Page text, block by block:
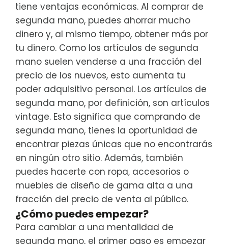
tiene ventajas económicas. Al comprar de
segunda mano, puedes ahorrar mucho
dinero y, al mismo tiempo, obtener más por
tu dinero. Como los artículos de segunda
mano suelen venderse a una fracción del
precio de los nuevos, esto aumenta tu
poder adquisitivo personal. Los artículos de
segunda mano, por definición, son artículos
vintage. Esto significa que comprando de
segunda mano, tienes la oportunidad de
encontrar piezas únicas que no encontrarás
en ningún otro sitio. Además, también
puedes hacerte con ropa, accesorios o
muebles de diseño de gama alta a una
fracción del precio de venta al público.
¿Cómo puedes empezar?
Para cambiar a una mentalidad de
segunda mano, el primer paso es empezar